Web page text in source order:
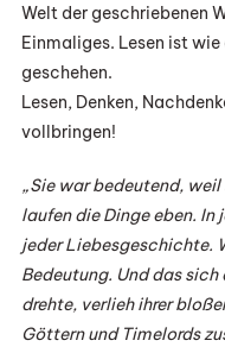
Welt der geschriebenen
Einmaliges. Lesen ist
geschehen.
Lesen, Denken,
vollbringen!
„Sie war bedeutend,
laufen die Dinge eben. In
jeder Liebesgeschichte.
Bedeutung. Und das
drehte, verlieh ihrer
Göttern und Timelords